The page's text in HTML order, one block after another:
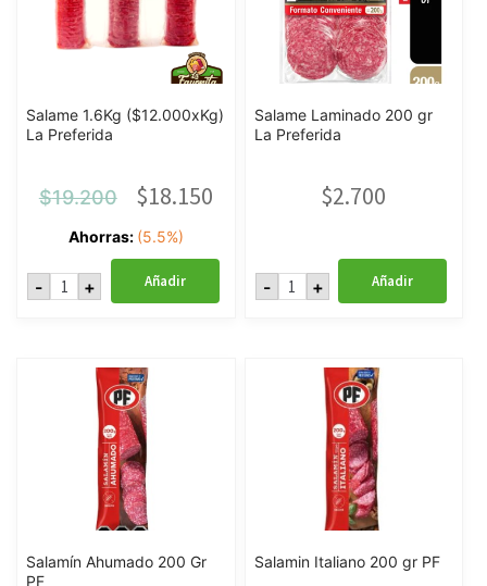
Salame 1.6Kg ($12.000xKg)
La Preferida
$19.200
El
precio
original
era:
$18.150
actual
es:
Ahorras: (5.5%)
- Salame
1.6Kg
($12.000xKg)
+ Añadir
Salame Laminado 200 gr
La Preferida
$2.700
- Salame
Laminado
cantidad
+ Añadir
Salamín Ahumado 200 Gr
PF
Salamin Italiano 200 gr PF